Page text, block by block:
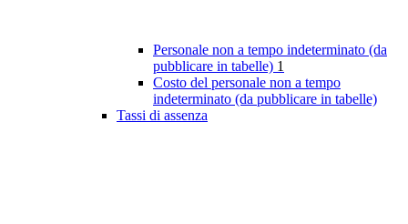
Personale non a tempo indeterminato (da
pubblicare in tabelle) 1
Costo del personale non a tempo
indeterminato (da pubblicare in tabelle)
Tassi di assenza